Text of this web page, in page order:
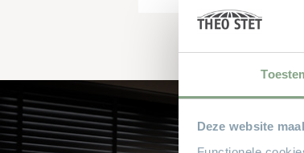
Deze website